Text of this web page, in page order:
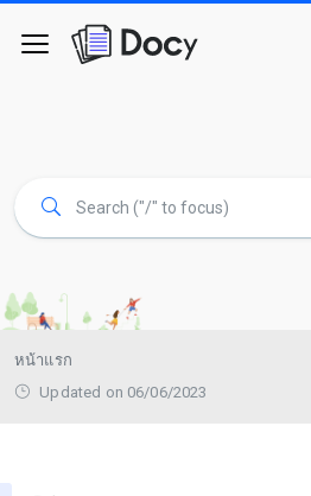
หน้าแรก
Updated on 06/06/2023